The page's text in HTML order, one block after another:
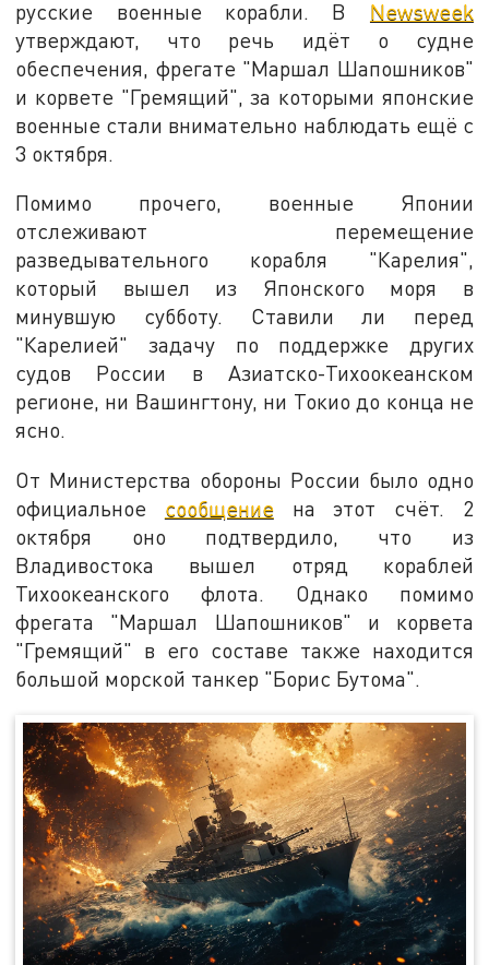
русские военные корабли. В Newsweek
утверждают, что речь идёт о судне
обеспечения, фрегате "Маршал Шапошников"
и корвете "Гремящий", за которыми японские
военные стали внимательно наблюдать ещё с
3 октября.
Помимо прочего, военные Японии
отслеживают перемещение
разведывательного корабля "Карелия",
который вышел из Японского моря в
минувшую субботу. Ставили ли перед
"Карелией" задачу по поддержке других
судов России в Азиатско-Тихоокеанском
регионе, ни Вашингтону, ни Токио до конца не
ясно.
От Министерства обороны России было одно
официальное сообщениена этот счёт. 2
октября оно подтвердило, что из
Владивостока вышел отряд кораблей
Тихоокеанского флота. Однако помимо
фрегата "Маршал Шапошников" и корвета
"Гремящий" в его составе также находится
большой морской танкер "Борис Бутома".